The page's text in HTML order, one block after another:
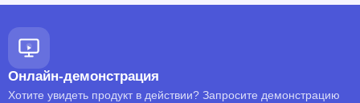
Онлайн-демонстрация
Хотите увидеть продукт в действии? Запросите демонстрацию